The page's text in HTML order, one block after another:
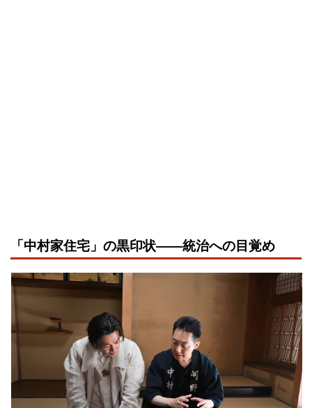
「中村家住宅」の黒印状――統治への目覚め